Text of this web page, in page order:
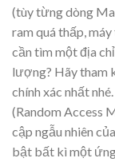
(tùy từng dòng
ram quá thấp,
cần tìm một địa
lượng? Hãy tham
chính xác nhất
(Random Access
cập ngẫu nhiên
bật bất kì một